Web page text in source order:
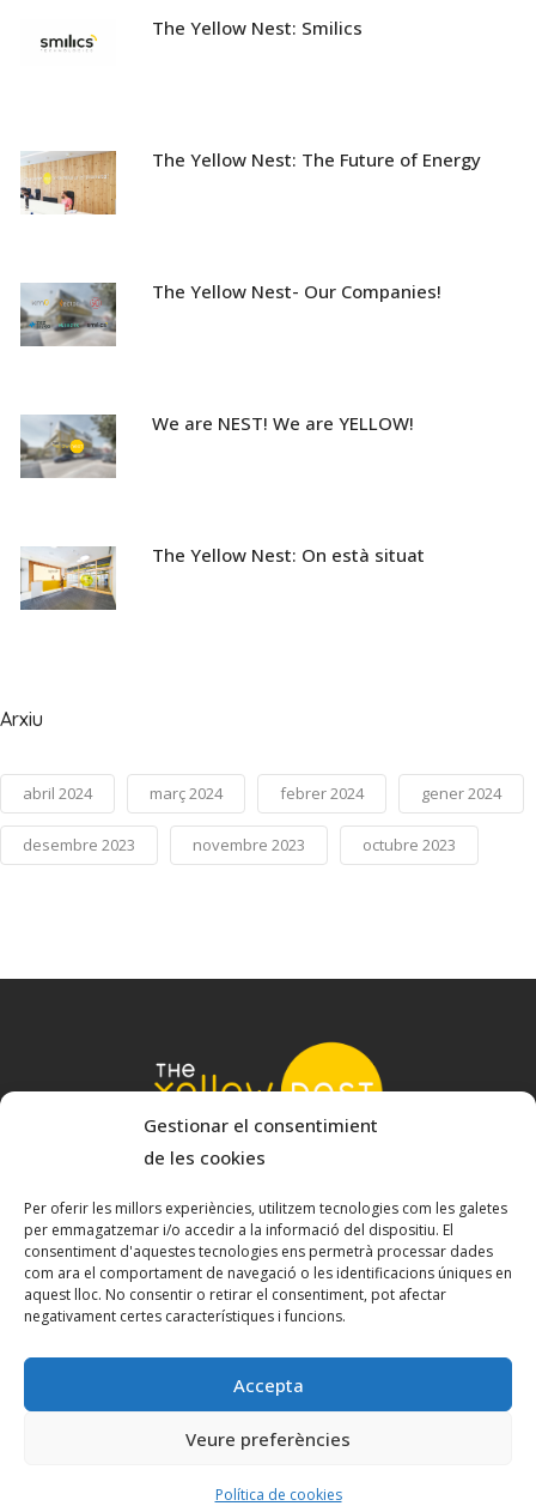
Gestionar el consentimient
de les cookies
Per oferir les millors experiències, utilitzem tecnologies com les galetes
per emmagatzemar i/o accedir a la informació del dispositiu. El
consentiment d'aquestes tecnologies ens permetrà processar dades
com ara el comportament de navegació o les identificacions úniques en
aquest lloc. No consentir o retirar el consentiment, pot afectar
negativament certes característiques i funcions.
Accepta
Veure preferències
Política de cookies
The Yellow Nest: Smilics
The Yellow Nest: The Future of Energy
The Yellow Nest- Our Companies!
We are NEST! We are YELLOW!
The Yellow Nest: On està situat
Arxiu
abril 2024 març 2024 febrer 2024 gener 2024
desembre 2023 novembre 2023 octubre 2023
Carrer Baldrich 222-226 - 08223 Terrassa, Barcelona
hello@theyellownest.energy
Política de privacitat
Avís legal
Política de cookies
DissenyProduccions Planetàries